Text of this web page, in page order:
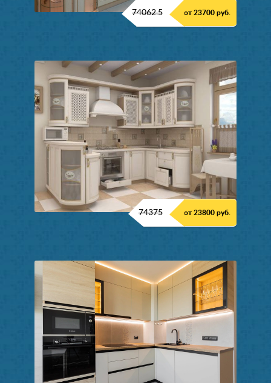
74062.5 от 23700 руб.
74375 от 23800 руб.